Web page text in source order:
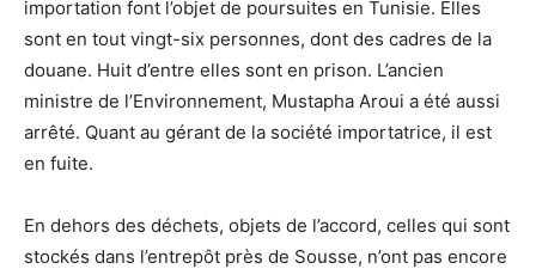
importation font l’objet de poursuites en Tunisie. Elles
sont en tout vingt-six personnes, dont des cadres de la
douane. Huit d’entre elles sont en prison. L’ancien
ministre de l’Environnement, Mustapha Aroui a été aussi
arrêté. Quant au gérant de la société importatrice, il est
en fuite.
En dehors des déchets, objets de l’accord, celles qui sont
stockés dans l’entrepôt près de Sousse, n’ont pas encore